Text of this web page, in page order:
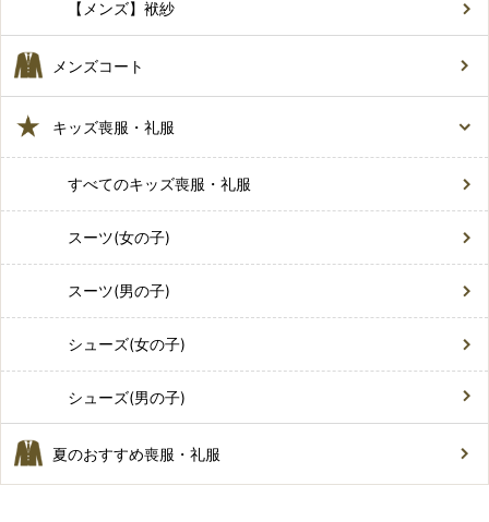
【メンズ】袱紗
メンズコート
キッズ喪服・礼服
すべてのキッズ喪服・礼服
スーツ(女の子)
スーツ(男の子)
シューズ(女の子)
シューズ(男の子)
夏のおすすめ喪服・礼服